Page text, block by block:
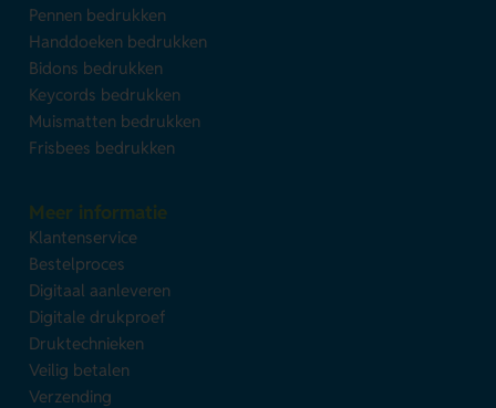
Pennen bedrukken
Handdoeken bedrukken
Bidons bedrukken
Keycords bedrukken
Muismatten bedrukken
Frisbees bedrukken
Meer informatie
Klantenservice
Bestelproces
Digitaal aanleveren
Digitale drukproef
Druktechnieken
Veilig betalen
Verzending